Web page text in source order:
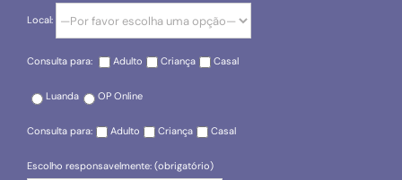
Local:
Consulta para: Adulto Criança Casal
Luanda OP Online
Consulta para: Adulto Criança Casal
Escolho responsavelmente: (obrigatório)